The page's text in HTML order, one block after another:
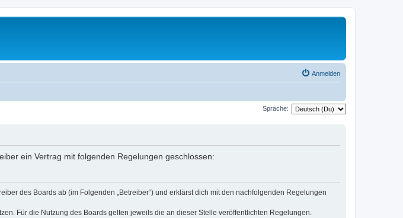
Anmelden
Sprache:
ein Vertrag mit folgenden Regelungen geschlossen:
des Boards ab (im Folgenden „Betreiber“) und erklärst dich mit den nachfolgenden Regelungen
Für die Nutzung des Boards gelten jeweils die an dieser Stelle veröffentlichten Regelungen.